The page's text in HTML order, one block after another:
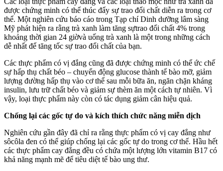
được chứng minh có thể thúc đẩy sự trao đổi chất diễn ra trong cơ
thể. Một nghiên cứu báo cáo trong Tạp chí Dinh dưỡng lâm sàng
Mỹ phát hiện ra rằng trà xanh làm tăng sựtrao đổi chất 4% trong
khoảng thời gian 24 giờvà uống trà xanh là một trong những cách
dễ nhất để tăng tốc sự trao đổi chất của bạn.
Các thực phẩm có vị đắng cũng đã được chứng minh có thể ức chế
sự hấp thụ chất béo – chuyển động glucose thành tế bào mỡ, giảm
lượng đường hấp thụ vào cơ thể sau mỗi bữa ăn, ngăn chặn kháng
insulin, lưu trữ chất béo và giảm sự thèm ăn một cách tự nhiên. Vì
vậy, loại thực phẩm này còn có tác dụng giảm cân hiệu quả.
Chống lại các gốc tự do và kích thích chức năng miễn dịch
Nghiên cứu gần đây đã chỉ ra rằng thực phẩm có vị cay đắng như
sôcôla đen có thể giúp chống lại các gốc tự do trong cơ thể. Hầu hết
các thực phẩm cay đắng đều có chứa một lượng lớn vitamin B17 có
khả năng mạnh mẽ để tiêu diệt tế bào ung thư.